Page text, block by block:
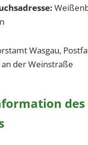
Wasgau,
der Weinstraße
des
zu können,
Medien Cookies